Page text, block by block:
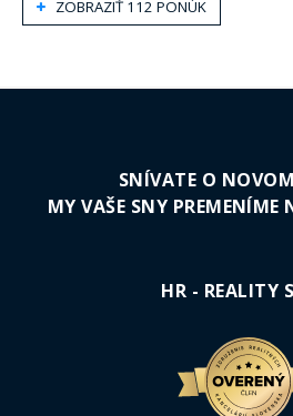
ZOBRAZIŤ 112 PONÚK
SNÍVATE O
MY VAŠE SNY PREMENÍME
HR - REALITY